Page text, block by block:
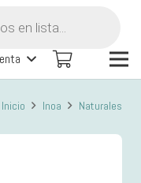
Inicio Inoa Naturales